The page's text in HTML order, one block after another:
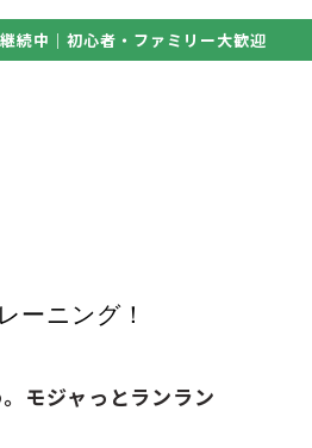
続中｜初心者・ファミリー大歓迎
予約
ーニング！
モジャっとランラン